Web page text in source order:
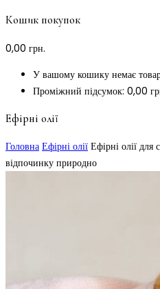
Кошик покупок
0,00 грн.
У вашому кошику немає
Проміжний підсумок: 0,00
Ефірні олії
Головна Ефірні олії Ефірні олії для
відпочинку природно